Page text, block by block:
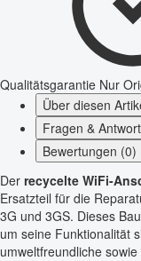
Qualitätsgarantie Nur
Über diesen
Fragen &
Bewertungen
Der recycelte WiFi-
Ersatzteil für die
3G und 3GS. Dieses
um seine Funktionalität
umweltfreundliche